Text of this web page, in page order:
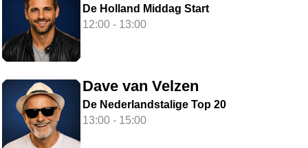
De Holland Middag Start
12:00 - 13:00
Dave van Velzen
De Nederlandstalige Top 20
13:00 - 15:00